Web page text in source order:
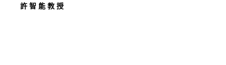
許 智 能 教 授